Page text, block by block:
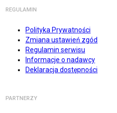
REGULAMIN
Polityka Prywatności
Zmiana ustawień zgód
Regulamin serwisu
Informacje o nadawcy
Deklaracja dostępności
PARTNERZY